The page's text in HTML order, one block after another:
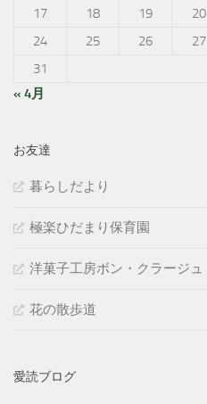
17 18 19 20
24
25 26 27
31
« 4月
お友達
暮らしだより
極楽ひだまり保育園
洋菓子工房ボン・クラージュ
花の散歩道
愛読ブログ